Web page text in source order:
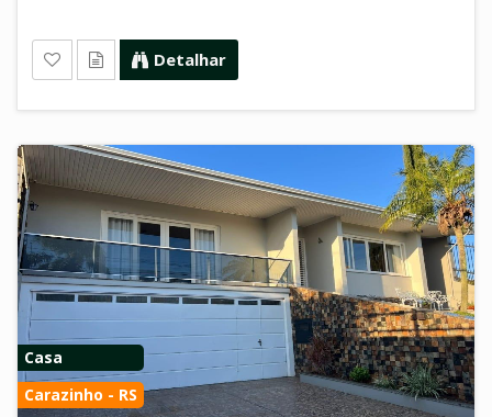
Detalhar
Casa
Carazinho - RS